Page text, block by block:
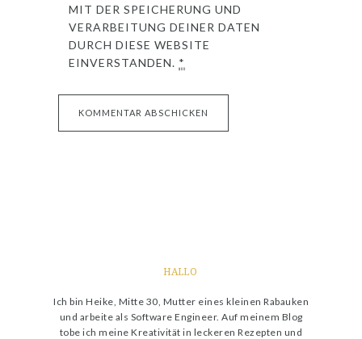
MIT DER SPEICHERUNG UND
VERARBEITUNG DEINER DATEN
DURCH DIESE WEBSITE
EINVERSTANDEN. *
HALLO
Ich bin Heike, Mitte 30, Mutter eines kleinen Rabauken
und arbeite als Software Engineer. Auf meinem Blog
tobe ich meine Kreativität in leckeren Rezepten und